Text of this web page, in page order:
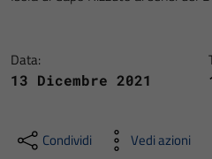
Data:
13 Dicembre 2021
Condividi Vedi azioni